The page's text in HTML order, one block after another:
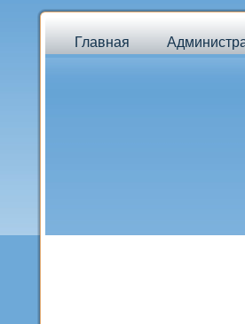
Главная